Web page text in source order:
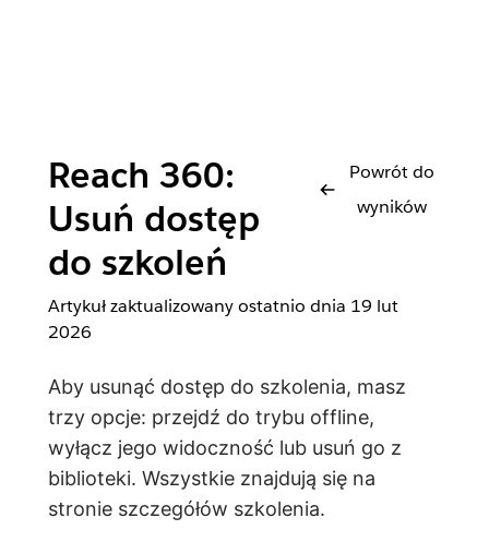
Reach 360:
Usuń dostęp
do szkoleń
Powrót do
wyników
Artykuł zaktualizowany ostatnio dnia 19 lut
2026
Aby usunąć dostęp do szkolenia, masz
trzy opcje: przejdź do trybu offline,
wyłącz jego widoczność lub usuń go z
biblioteki. Wszystkie znajdują się na
stronie szczegółów szkolenia.